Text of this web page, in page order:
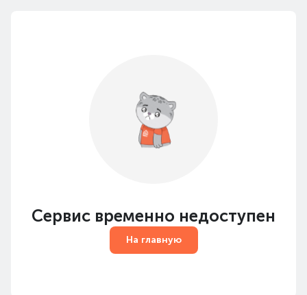
Сервис временно недоступен
На главную